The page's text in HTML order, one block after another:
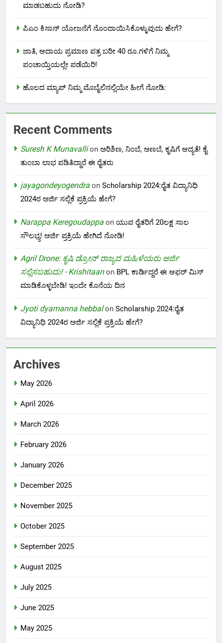
ಮಾಡಬಹುದು ನೋಡಿ?
ಪಿಎಂ ಕಿಸಾನ್ ಯೋಜನೆಗೆ ನೊಂದಾಯಿಸಿಕೊಳ್ಳುವುದು ಹೇಗೆ?
ಜಾತಿ, ಆದಾಯ ಪ್ರಮಾಣ ಪತ್ರ ಬರೀ 40 ರೂ.ಗಳಿಗೆ ನಿಮ್ಮ
ಪಂಚಾಯ್ತಿಯಲ್ಲೇ ಪಡೆಯಿರಿ!
ಹೊಲದ ಮ್ಯಾಪ್ ನಿಮ್ಮ ಮೊಬೈಲಿನಲ್ಲಿಯೇ ಹೀಗೆ ನೋಡಿ:
Recent Comments
Suresh K Munavallion ಅರಿಶಿಣ, ನಿಂಬೆ, ಅಣಬೆ, ಕೃಷಿಗೆ ಆದ್ಯತೆ! ಕೈ
ತುಂಬಾ ಲಾಭ ಪಡಿತಿದ್ದಾರೆ ಈ ರೈತರು
jayagondeyogendra on Scholarship 2024:ರೈತ ವಿದ್ಯಾನಿಧಿ
2024ರ ಅರ್ಜಿ ಸಲ್ಲಿಕೆ ಪ್ರಕ್ರಿಯೆ ಹೇಗೆ?
Narappa Keregoudappa on ಯುವ ರೈತರಿಗೆ 20ಲಕ್ಷ ಸಾಲ
ಸೌಲಭ್ಯ! ಅರ್ಜಿ ಪ್ರಕ್ರಿಯೆ ಹೇಗಿದೆ ನೋಡಿ!
Agril Drone: ಕೃಷಿ ಡ್ರೋನ್ ರಾಜ್ಯದ ಮಹಿಳೆಯರು ಅರ್ಜಿ
ಸಲ್ಲಿಸಬಹುದು! - Krishitaanon BPL ಕಾರ್ಡಿದ್ದರೆ ಈ ಆಫರ್ ಮಿಸ್
ಮಾಡಿಕೊಳ್ಳಬೇಡಿ! ಇಂದೇ ಕೊನೆಯ ದಿನ
Jyoti dyamanna hebbalon Scholarship 2024:ರೈತ
ವಿದ್ಯಾನಿಧಿ 2024ರ ಅರ್ಜಿ ಸಲ್ಲಿಕೆ ಪ್ರಕ್ರಿಯೆ ಹೇಗೆ?
Archives
May 2026
April 2026
March 2026
February 2026
January 2026
December 2025
November 2025
October 2025
September 2025
August 2025
July 2025
June 2025
May 2025